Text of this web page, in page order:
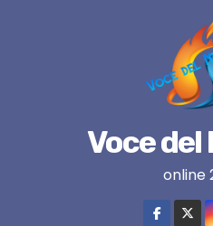
Voce del
online